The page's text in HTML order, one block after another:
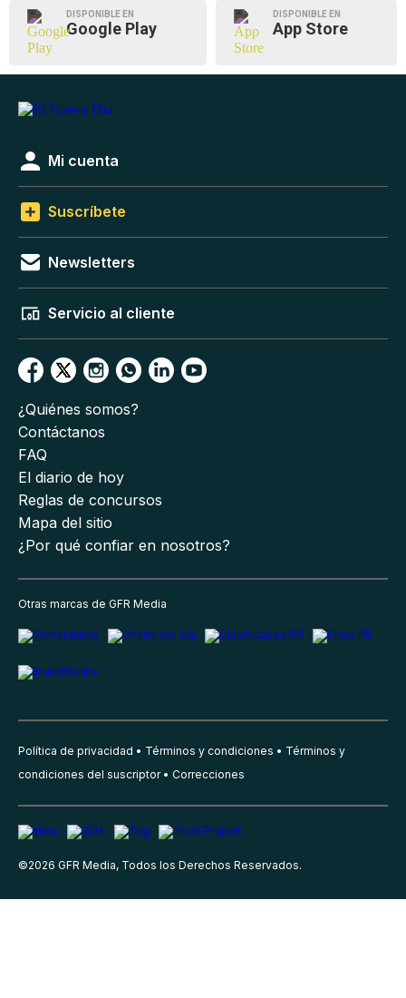
DISPONIBLE EN
Google Play
DISPONIBLE EN
App Store
Mi cuenta
Suscríbete
Newsletters
Servicio al cliente
¿Quiénes somos?
Contáctanos
FAQ
El diario de hoy
Reglas de concursos
Mapa del sitio
¿Por qué confiar en nosotros?
Otras marcas de GFR Media
Política de privacidad Términos y condiciones
Términos y
condiciones del suscriptor
Correcciones
©2026 GFR Media, Todos los Derechos Reservados.